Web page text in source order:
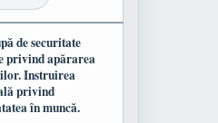
de securitate
privind apărarea
Instruirea
privind
în muncă.